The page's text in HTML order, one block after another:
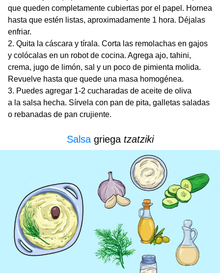
que queden completamente cubiertas por el papel. Hornea
hasta que estén listas, aproximadamente 1 hora. Déjalas
enfriar.
Quita la cáscara y tírala. Corta las remolachas en gajos
y colócalas en un robot de cocina. Agrega ajo, tahini,
crema, jugo de limón, sal y un poco de pimienta molida.
Revuelve hasta que quede una masa homogénea.
Puedes agregar 1-2 cucharadas de aceite de oliva
a la salsa hecha. Sírvela con pan de pita, galletas saladas
o rebanadas de pan crujiente.
Salsagriega tzatziki